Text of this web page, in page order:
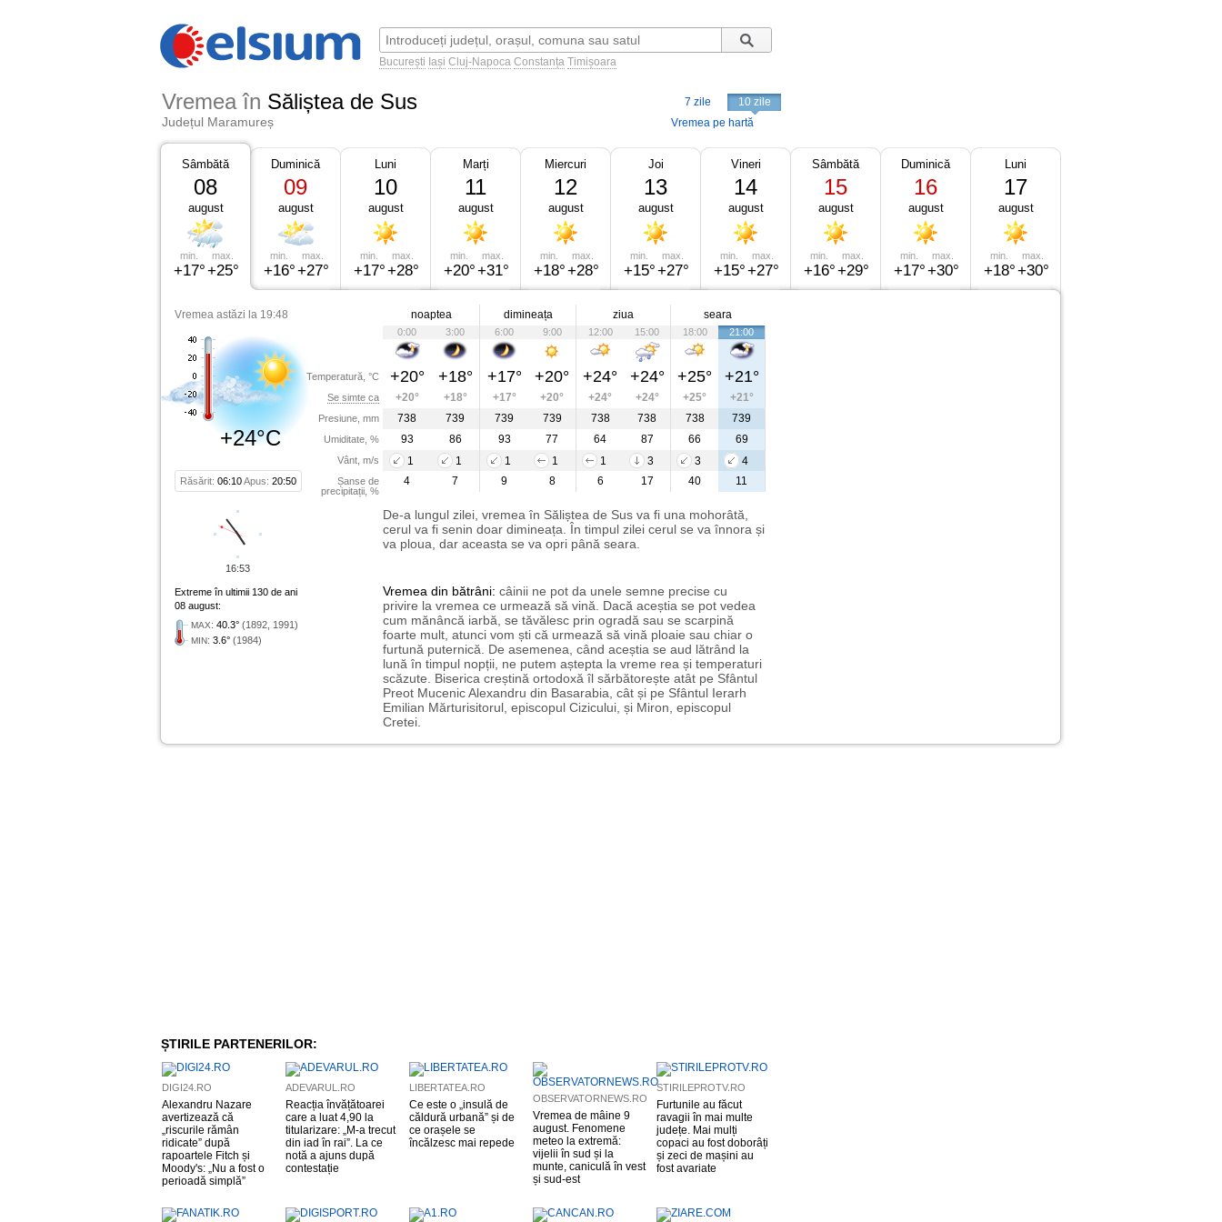
București Iași Cluj-Napoca Constanța Timișoara
Vremea în Săliștea de Sus
Județul Maramureș
7 zile
10 zile
Vremea pe hartă
Sâmbătă
08
august
min.
+17°
max.
+25°
Duminică
09
august
min.
+16°
max.
+27°
Luni
10
august
min.
+17°
max.
+28°
Marți
11
august
min.
+20°
max.
+31°
Miercuri
12
august
min.
+18°
max.
+28°
Joi
13
august
min.
+15°
max.
+27°
Vineri
14
august
min.
+15°
max.
+27°
Sâmbătă
15
august
min.
+16°
max.
+29°
Duminică
16
august
min.
+17°
max.
+30°
Luni
17
august
min.
+18°
max.
+30°
Vremea astăzi la 19:48
+24°C
Răsărit: 06:10Apus: 20:50
Temperatură, °C
Se simte ca
Presiune, mm
Umiditate, %
Vânt, m/s
Șanse de
precipitații, %
noaptea dimineața ziua seara
0:00 3:00 6:00 9:00 12:00 15:00 18:00 21:00
+20° +18° +17° +20° +24° +24° +25° +21°
+20° +18° +17° +20° +24° +24° +25°
+21°
738
739 739 739 738 738 738
739
93
86 93 77 64 87 66
69
1
1 1 1 1 3 3
4
4
7 9 8 6 17 40 11
De-a lungul zilei, vremea în Săliștea de Sus va fi una mohorâtă,
cerul va fi senin doar dimineața. În timpul zilei cerul se va înnora și
va ploua, dar aceasta se va opri până seara.
Extreme în ultimii 130 de ani
08 august:
MAX: 40.3° (1892, 1991)
MIN: 3.6° (1984)
Vremea din bătrâni: câinii ne pot da unele semne precise cu
privire la vremea ce urmează să vină. Dacă aceștia se pot vedea
cum mănâncă iarbă, se tăvălesc prin ogradă sau se scarpină
foarte mult, atunci vom ști că urmează să vină ploaie sau chiar o
furtună puternică. De asemenea, când aceștia se aud lătrând la
lună în timpul nopții, ne putem aștepta la vreme rea și temperaturi
scăzute. Biserica creștină ortodoxă îl sărbătorește atât pe Sfântul
Preot Mucenic Alexandru din Basarabia, cât și pe Sfântul Ierarh
Emilian Mărturisitorul, episcopul Cizicului, și Miron, episcopul
Cretei.
16:53
ȘTIRILE PARTENERILOR:
DIGI24.RO
Alexandru Nazare
avertizează că
„riscurile rămân
ridicate” după
rapoartele Fitch și
Moody's: „Nu a fost o
perioadă simplă”
ADEVARUL.RO
Reacția învățătoarei
care a luat 4,90 la
titularizare: „M-a trecut
din iad în rai”. La ce
notă a ajuns după
contestație
LIBERTATEA.RO
Ce este o „insulă de
căldură urbană” și de
ce orașele se
încălzesc mai repede
OBSERVATORNEWS.RO
Vremea de mâine 9
august. Fenomene
meteo la extremă:
vijelii în sud și la
munte, caniculă în vest
și sud-est
STIRILEPROTV.RO
Furtunile au făcut
ravagii în mai multe
județe. Mai mulți
copaci au fost doborâți
și zeci de mașini au
fost avariate